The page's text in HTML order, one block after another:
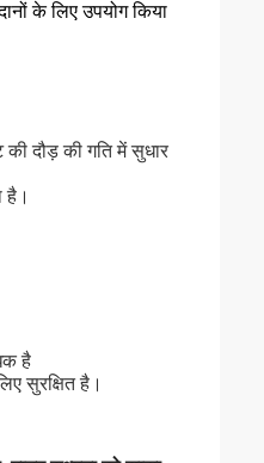
के लिए उपयोग किया
दौड़ की गति में सुधार
है।
है
सुरक्षित है।